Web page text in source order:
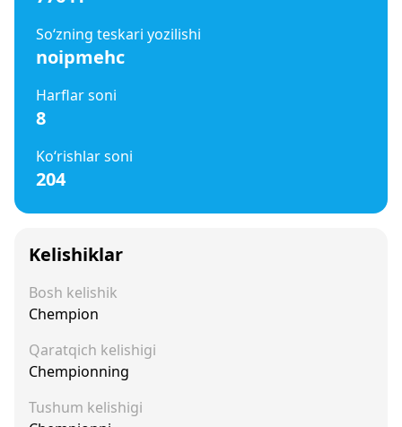
So‘zning teskari yozilishi
noipmehc
Harflar soni
8
Ko‘rishlar soni
204
Kelishiklar
Bosh kelishik
Chempion
Qaratqich kelishigi
Chempionning
Tushum kelishigi